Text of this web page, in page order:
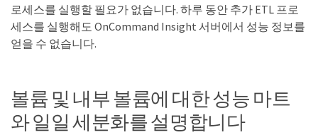
로세스를 실행할 필요가 없습니다. 하루 동안 추가 ETL 프로
세스를 실행해도 OnCommand Insight 서버에서 성능 정보를
얻을 수 없습니다.
볼륨 및 내부 볼륨에 대한 성능 마트
와 일일 세분화를 설명합니다